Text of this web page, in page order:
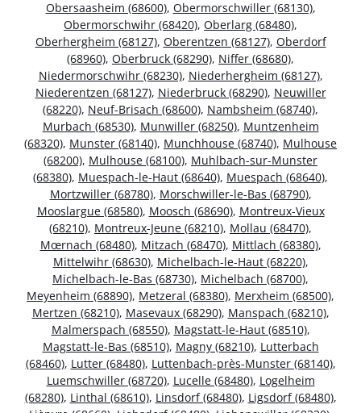
Obersaasheim (68600), Obermorschwiller (68130),
Obermorschwihr (68420), Oberlarg (68480),
Oberhergheim (68127), Oberentzen (68127), Oberdorf
(68960), Oberbruck (68290), Niffer (68680),
Niedermorschwihr (68230), Niederhergheim (68127),
Niederentzen (68127), Niederbruck (68290), Neuwiller
(68220), Neuf-Brisach (68600), Nambsheim (68740),
Murbach (68530), Munwiller (68250), Muntzenheim
(68320), Munster (68140), Munchhouse (68740), Mulhouse
(68200), Mulhouse (68100), Muhlbach-sur-Munster
(68380), Muespach-le-Haut (68640), Muespach (68640),
Mortzwiller (68780), Morschwiller-le-Bas (68790),
Mooslargue (68580), Moosch (68690), Montreux-Vieux
(68210), Montreux-Jeune (68210), Mollau (68470),
Mœrnach (68480), Mitzach (68470), Mittlach (68380),
Mittelwihr (68630), Michelbach-le-Haut (68220),
Michelbach-le-Bas (68730), Michelbach (68700),
Meyenheim (68890), Metzeral (68380), Merxheim (68500),
Mertzen (68210), Masevaux (68290), Manspach (68210),
Malmerspach (68550), Magstatt-le-Haut (68510),
Magstatt-le-Bas (68510), Magny (68210), Lutterbach
(68460), Lutter (68480), Luttenbach-près-Munster (68140),
Luemschwiller (68720), Lucelle (68480), Logelheim
(68280), Linthal (68610), Linsdorf (68480), Ligsdorf (68480),